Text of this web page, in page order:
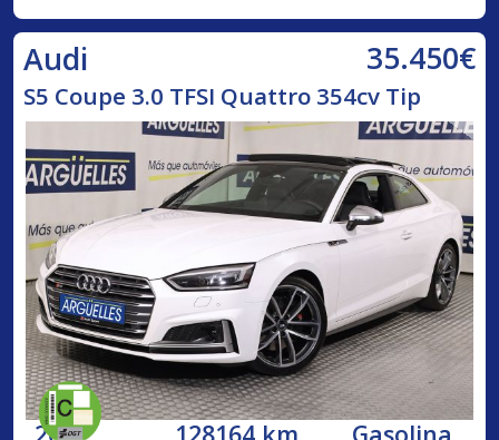
Audi 35.450€
S5 Coupe 3.0 TFSI Quattro 354cv Tip